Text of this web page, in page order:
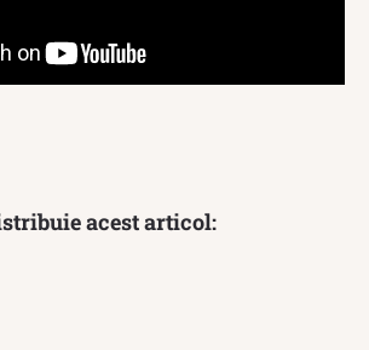
acest articol: